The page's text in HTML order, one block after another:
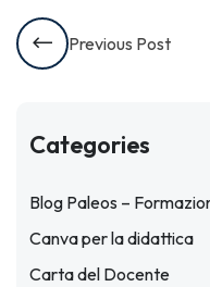
Previous Post
Categories
Blog Paleos –
Canva per la didattica
Carta del Docente